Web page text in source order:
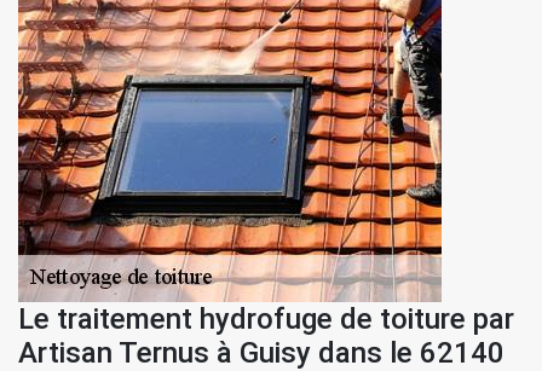
Le traitement hydrofuge de toiture par
Artisan Ternus à Guisy dans le 62140